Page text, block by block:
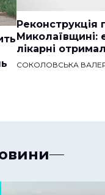
Реконструкція
Миколаївщині:
лікарні
СОКОЛОВСЬКА